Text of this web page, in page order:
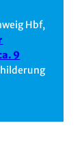
Hbf,
9